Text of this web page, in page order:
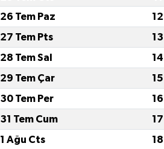
26 Tem Paz
27 Tem Pts
28 Tem Sal
29 Tem Çar
30 Tem Per
31 Tem Cum
1 Ağu Cts